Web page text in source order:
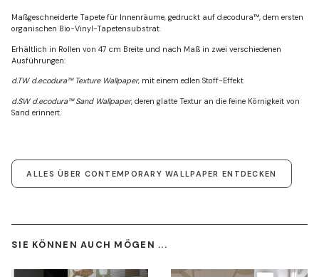
Maßgeschneiderte Tapete für Innenräume, gedruckt auf d.ecodura™, dem ersten
organischen Bio-Vinyl-Tapetensubstrat.
Erhältlich in Rollen von 47 cm Breite und nach Maß in zwei verschiedenen
Ausführungen:
d.TW d.ecodura™ Texture Wallpaper, mit einem edlen Stoff-Effekt
d.SW d.ecodura™ Sand Wallpaper, deren glatte Textur an die feine Körnigkeit von
Sand erinnert.
ALLES ÜBER CONTEMPORARY WALLPAPER ENTDECKEN
SIE KÖNNEN AUCH MÖGEN ...